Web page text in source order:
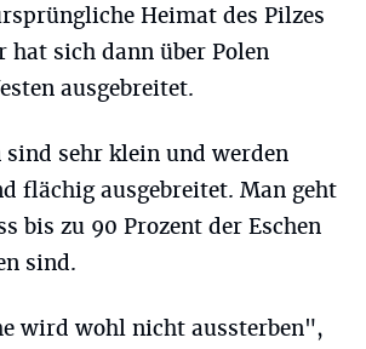
Heimat des Pilzes
hat sich dann über Polen
ausgebreitet.
sind sehr klein und werden
flächig ausgebreitet. Man geht
bis zu 90 Prozent der Eschen
sind.
wird wohl nicht aussterben",